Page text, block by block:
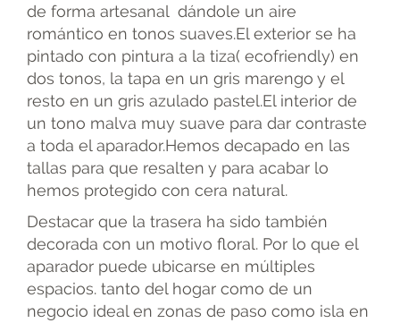
de forma artesanal dándole un aire
romántico en tonos suaves.El exterior se ha
pintado con pintura a la tiza( ecofriendly) en
dos tonos, la tapa en un gris marengo y el
resto en un gris azulado pastel.El interior de
un tono malva muy suave para dar contraste
a toda el aparador.Hemos decapado en las
tallas para que resalten y para acabar lo
hemos protegido con cera natural.
Destacar que la trasera ha sido también
decorada con un motivo floral. Por lo que el
aparador puede ubicarse en múltiples
espacios. tanto del hogar como de un
negocio ideal en zonas de paso como isla en